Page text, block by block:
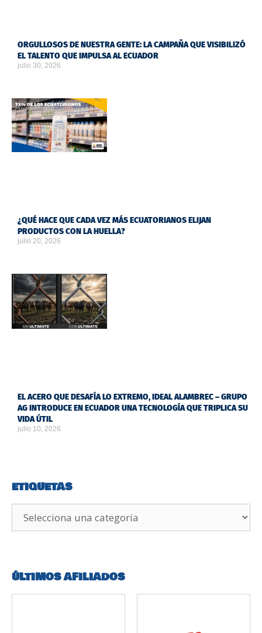
ORGULLOSOS DE NUESTRA GENTE: LA CAMPAÑA QUE VISIBILIZÓ
EL TALENTO QUE IMPULSA AL ECUADOR
julio 30, 2026
¿QUÉ HACE QUE CADA VEZ MÁS ECUATORIANOS ELIJAN
PRODUCTOS CON LA HUELLA?
julio 20, 2026
EL ACERO QUE DESAFÍA LO EXTREMO, IDEAL ALAMBREC – GRUPO
AG INTRODUCE EN ECUADOR UNA TECNOLOGÍA QUE TRIPLICA SU
VIDA ÚTIL
julio 10, 2026
ETIQUETAS
ÚLTIMOS AFILIADOS